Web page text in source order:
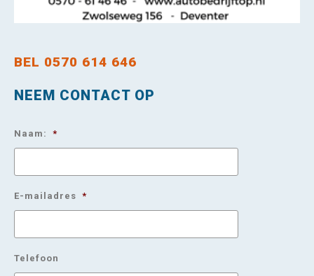
BEL 0570 614 646
NEEM CONTACT OP
Naam: *
E-mailadres *
Telefoon